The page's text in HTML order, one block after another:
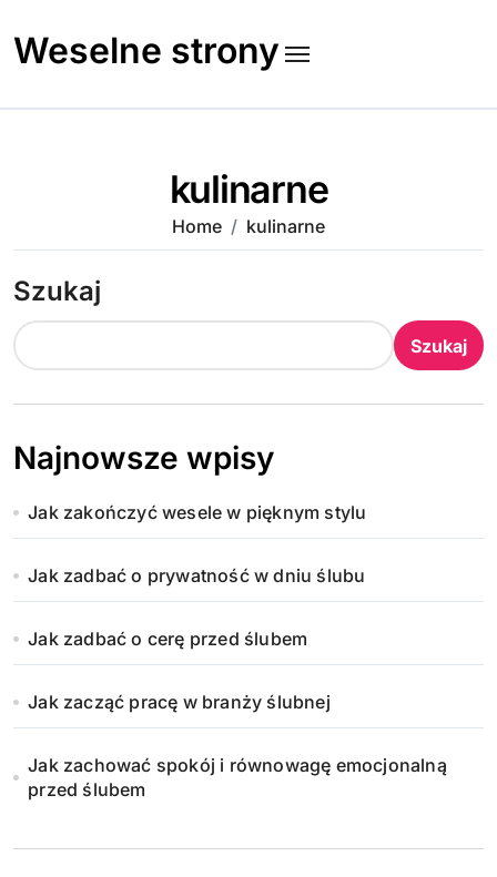
to
content
Weselne strony
kulinarne
Home kulinarne
Szukaj
Szukaj
Najnowsze wpisy
Jak zakończyć wesele w pięknym stylu
Jak zadbać o prywatność w dniu ślubu
Jak zadbać o cerę przed ślubem
Jak zacząć pracę w branży ślubnej
Jak zachować spokój i równowagę emocjonalną
przed ślubem